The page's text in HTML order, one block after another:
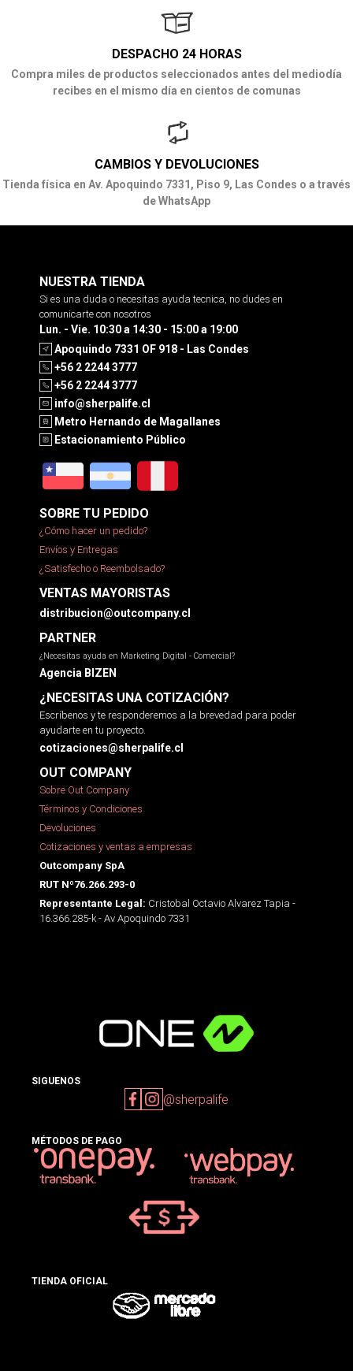
DESPACHO 24 HORAS
Compra miles de productos seleccionados antes del mediodía
recibes en el mismo día en cientos de comunas
CAMBIOS Y DEVOLUCIONES
Tienda física en Av. Apoquindo 7331, Piso 9, Las Condes o a través
de WhatsApp
NUESTRA TIENDA
Si es una duda o necesitas ayuda tecnica, no dudes en
comunicarte con nosotros
Lun. - Vie. 10:30 a 14:30 - 15:00 a 19:00
Apoquindo 7331 OF 918 - Las Condes
+56 2 2244 3777
+56 2 2244 3777
info@sherpalife.cl
Metro Hernando de Magallanes
Estacionamiento Público
SOBRE TU PEDIDO
¿Cómo hacer un pedido?
Envíos y Entregas
¿Satisfecho o Reembolsado?
VENTAS MAYORISTAS
distribucion@outcompany.cl
PARTNER
¿Necesitas ayuda en Marketing Digital - Comercial?
Agencia BIZEN
¿NECESITAS UNA COTIZACIÓN?
Escríbenos y te responderemos a la brevedad para poder
ayudarte en tu proyecto.
cotizaciones@sherpalife.cl
OUT COMPANY
Sobre Out Company
Términos y Condiciones
Devoluciones
Cotizaciones y ventas a empresas
Outcompany SpA
RUT Nº76.266.293-0
Representante Legal: Cristobal Octavio Alvarez Tapia -
16.366.285-k - Av Apoquindo 7331
SIGUENOS
@sherpalife
MÉTODOS DE PAGO
TIENDA OFICIAL